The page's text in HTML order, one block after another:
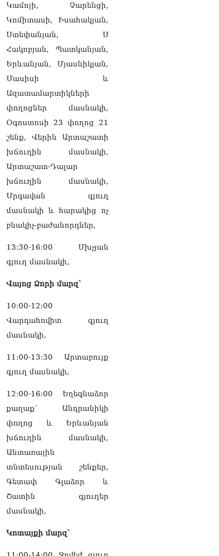
Կամոյի, Չարենցի,
Կոմիտասի, Իսահակյան,
Ստեփանյան, Ս
Հակոբյան, Պատկանյան,
Երևանյան, Մյասնիկյան,
Մասիսի և
Ազատամարտիկների
փողոցներ մասնակի,
Օգոստոսի 23 փողոց 21
շենք, Վերին Արտաշատի
խճուղին մասնակի,
Արտաշատ-Դալար
խճուղին մասնակի,
Մրգավան գյուղ
մասնակի և հարակից ոչ
բնակիչ-բաժանորդներ,
13:30-16:00 Մխչյան
գյուղ մասնակի,
Վայոց Ձորի մարզ՝
10:00-12:00
Վարդահովիտ գյուղ
մասնակի,
11:00-13:30 Արտաբույք
գյուղ մասնակի,
12:00-16:00 Եղեգնաձոր
քաղաք՝ Անդրանիկի
փողոց և Երևանյան
խճուղին մասնակի,
Անտառային
տնտեսության շենքեր,
Գետափ Գլաձոր և
Շատին գյուղեր
մասնակի,
Կոտայքի մարզ՝